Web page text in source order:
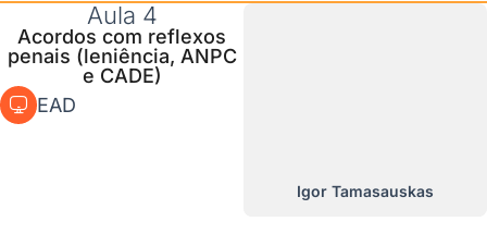
Aula 4
Acordos com reflexos
penais (leniência, ANPC
e CADE)
EAD
Igor Tamasauskas